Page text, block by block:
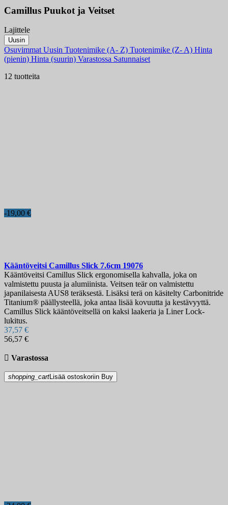
Camillus Puukot ja Veitset
Suodattimet:
Tyhjentä
Varastossa
Varastossa
Karkaisukovuus
Näytä tuotteet12
Lajittele
Uusin
Osuvimmat Uusin Tuotenimike (A- Z) Tuotenimike (Z- A) Hinta
(pienin) Hinta (suurin) Varastossa Satunnaiset
12 tuotteita
-19,00 €
Kääntöveitsi Camillus Slick 7.6cm 19076
Kääntöveitsi Camillus Slick ergonomisella kahvalla, joka on
valmistettu puusta ja alumiinista. Veitsen teär on valmistettu
japanilaisesta AUS8 teräksestä. Lisäksi terä on käsitelty Carbonitride
Titanium® päällysteellä, joka antaa lisää kovuutta ja kestävyyttä.
Camillus Slick kääntöveitsellä on kaksi laakeria ja Liner Lock-
lukitus.
37,57 €
56,57 €
 Varastossa
shopping_cartLisää ostoskoriin Buy